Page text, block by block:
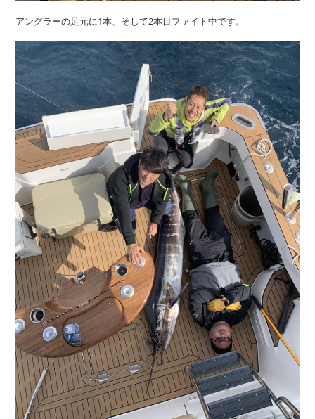
アングラーの足元に1本、そして2本目ファイト中です。